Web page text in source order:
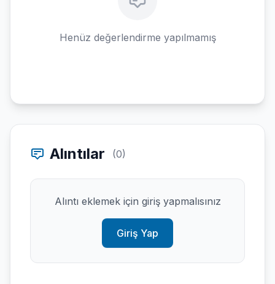
Henüz değerlendirme yapılmamış
Alıntılar (0)
Alıntı eklemek için giriş yapmalısınız
Giriş Yap